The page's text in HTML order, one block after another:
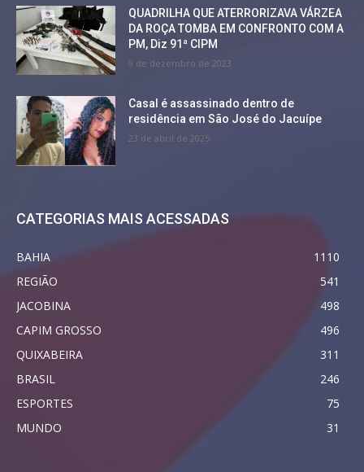
QUADRILHA QUE ATERRORIZAVA VÁRZEA
DA ROÇA TOMBA EM CONFRONTO COM A
PM, Diz 91ª CIPM
9 de dezembro de 2023
Casal é assassinado dentro de
residência em São José do Jacuípe
23 de abril de 2025
CATEGORIAS MAIS ACESSADAS
BAHIA
1110
REGIÃO
541
JACOBINA
498
CAPIM GROSSO
496
QUIXABEIRA
311
BRASIL
246
ESPORTES
75
MUNDO
31